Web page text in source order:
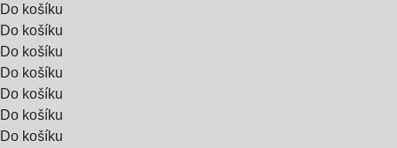
Do košíku
Do košíku
Do košíku
Do košíku
Do košíku
Do košíku
Do košíku